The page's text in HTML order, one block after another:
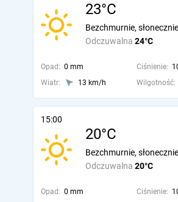
23°C
Odczuwalna 24°C
Bezchmurnie, słonecznie
Opad: 0 mm Ciśnienie:
Wiatr:
13 km/h Wilgotność:
15:00
20°C
Odczuwalna 20°C
Bezchmurnie, słonecznie
Opad: 0 mm Ciśnienie: